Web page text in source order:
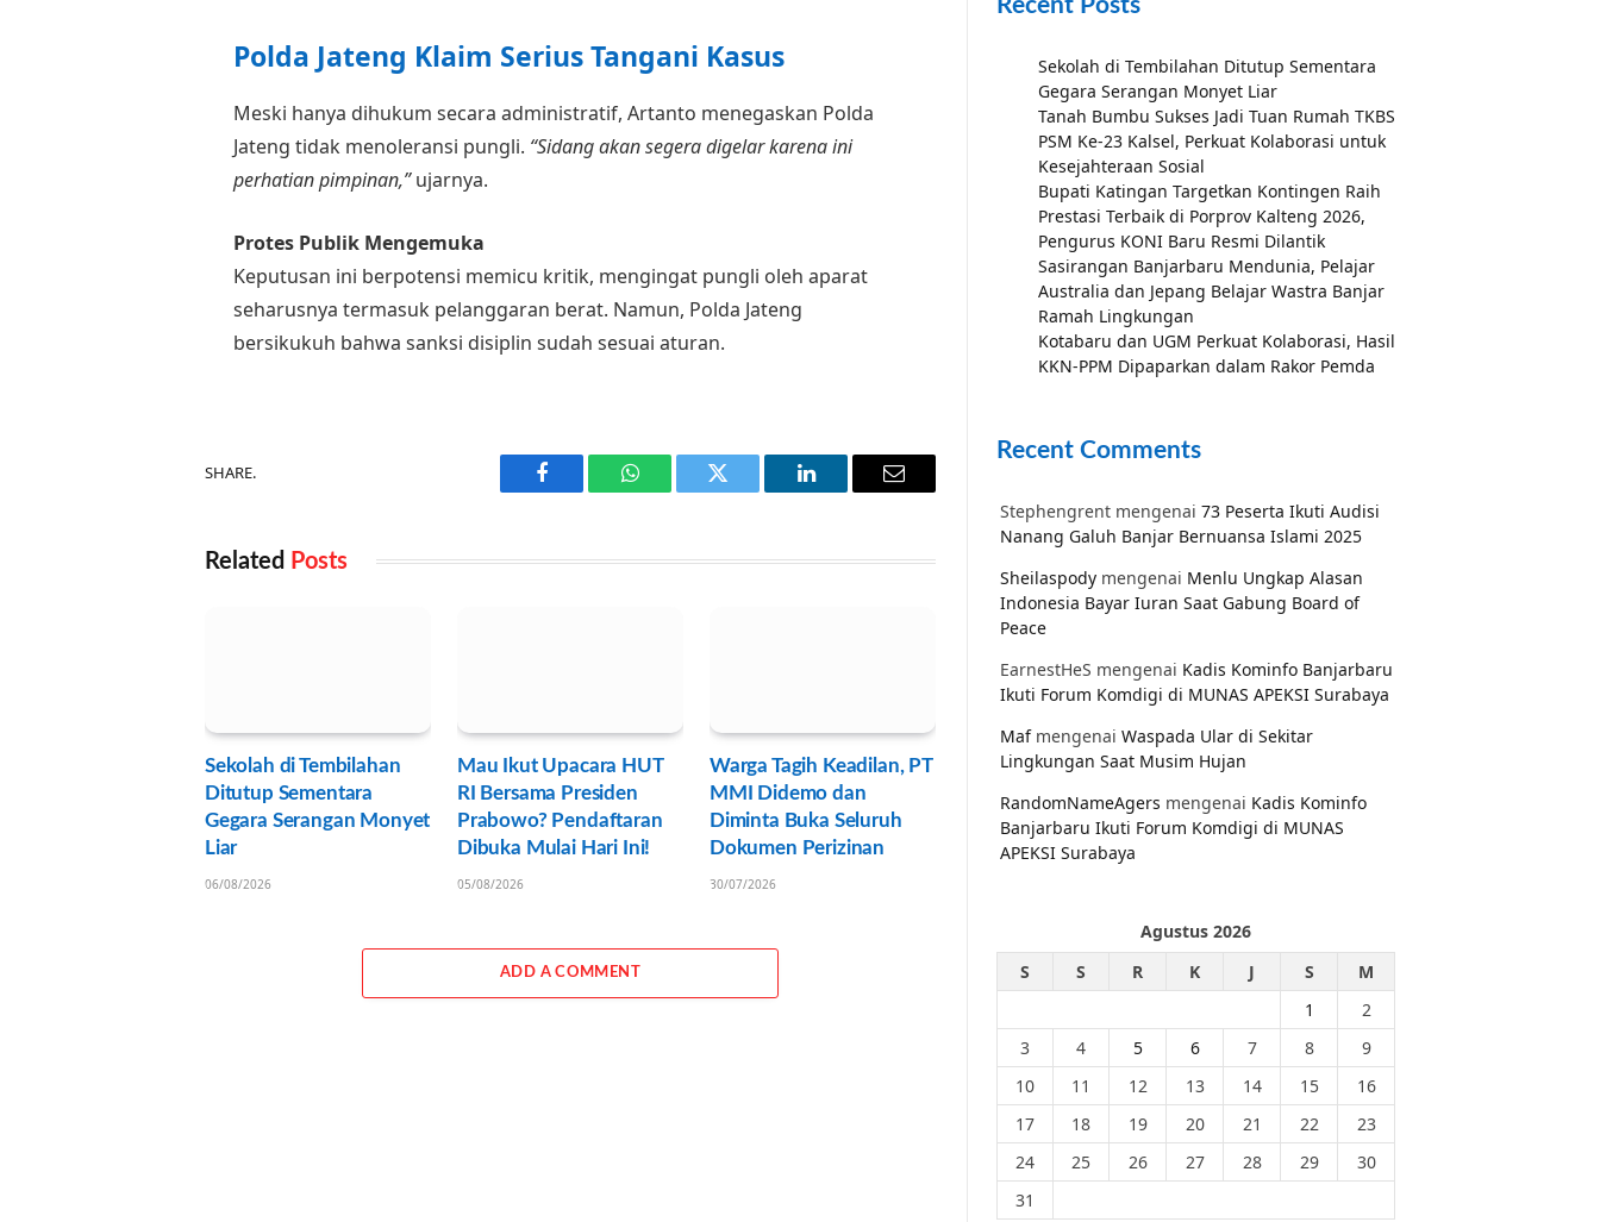
Polda Jateng Klaim Serius Tangani Kasus
Meski hanya dihukum secara administratif, Artanto menegaskan Polda
Jateng tidak menoleransi pungli. “Sidang akan segera digelar karena ini
perhatian pimpinan,”ujarnya.
Protes Publik Mengemuka
Keputusan ini berpotensi memicu kritik, mengingat pungli oleh aparat
seharusnya termasuk pelanggaran berat. Namun, Polda Jateng
bersikukuh bahwa sanksi disiplin sudah sesuai aturan.
SHARE.
Facebook WhatsAppTwitter LinkedIn Email
Related Posts
Sekolah di Tembilahan
Ditutup Sementara
Gegara Serangan Monyet
Liar
06/08/2026
Mau Ikut Upacara HUT
RI Bersama Presiden
Prabowo? Pendaftaran
Dibuka Mulai Hari Ini!
05/08/2026
Warga Tagih Keadilan, PT
MMI Didemo dan
Diminta Buka Seluruh
Dokumen Perizinan
30/07/2026
ADD A COMMENT
Recent Posts
Sekolah di Tembilahan Ditutup Sementara
Gegara Serangan Monyet Liar
Tanah Bumbu Sukses Jadi Tuan Rumah TKBS
PSM Ke-23 Kalsel, Perkuat Kolaborasi untuk
Kesejahteraan Sosial
Bupati Katingan Targetkan Kontingen Raih
Prestasi Terbaik di Porprov Kalteng 2026,
Pengurus KONI Baru Resmi Dilantik
Sasirangan Banjarbaru Mendunia, Pelajar
Australia dan Jepang Belajar Wastra Banjar
Ramah Lingkungan
Kotabaru dan UGM Perkuat Kolaborasi, Hasil
KKN-PPM Dipaparkan dalam Rakor Pemda
Recent Comments
Stephengrent mengenai 73 Peserta Ikuti Audisi
Nanang Galuh Banjar Bernuansa Islami 2025
Sheilaspody mengenai Menlu Ungkap Alasan
Indonesia Bayar Iuran Saat Gabung Board of
Peace
EarnestHeS mengenai Kadis Kominfo Banjarbaru
Ikuti Forum Komdigi di MUNAS APEKSI Surabaya
Mafmengenai Waspada Ular di Sekitar
Lingkungan Saat Musim Hujan
RandomNameAgers mengenai Kadis Kominfo
Banjarbaru Ikuti Forum Komdigi di MUNAS
APEKSI Surabaya
Agustus 2026
S
S R K J S
M
1
2
3
4 5 6 7 8
9
10
11 12 13 14 15
16
17
18 19 20 21 22
23
24
25 26 27 28 29
30
31